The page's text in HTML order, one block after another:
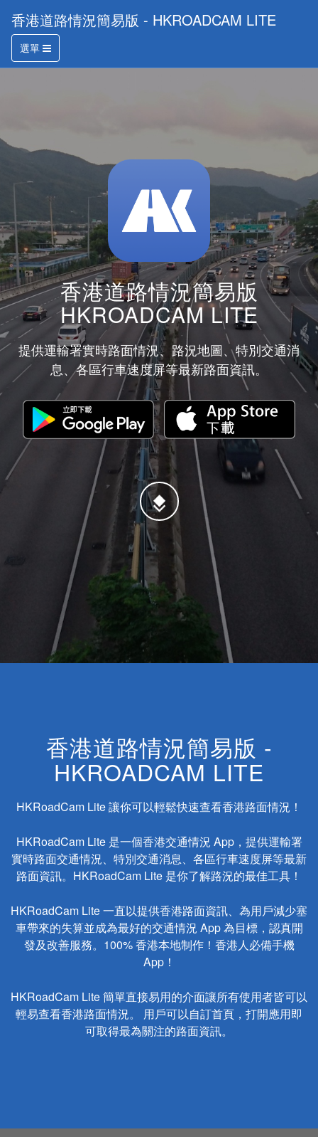
香港道路情況簡易版 - HKROADCAM LITE
選單
香港道路情況簡易版
HKROADCAM LITE
提供運輸署實時路面情況、路況地圖、特別交通消
息、各區行車速度屏等最新路面資訊。
香港道路情況簡易版 -
HKROADCAM LITE
HKRoadCam Lite 讓你可以輕鬆快速查看香港路面情況！
HKRoadCam Lite 是一個香港交通情況 App，提供運輸署
實時路面交通情況、特別交通消息、各區行車速度屏等最新
路面資訊。HKRoadCam Lite 是你了解路況的最佳工具！
HKRoadCam Lite 一直以提供香港路面資訊、為用戶減少塞
車帶來的失算並成為最好的交通情況 App 為目標，認真開
發及改善服務。100% 香港本地制作！香港人必備手機
App！
HKRoadCam Lite 簡單直接易用的介面讓所有使用者皆可以
輕易查看香港路面情況。 用戶可以自訂首頁，打開應用即
可取得最為關注的路面資訊。